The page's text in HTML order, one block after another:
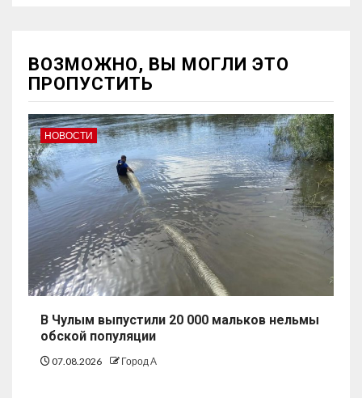
ВОЗМОЖНО, ВЫ МОГЛИ ЭТО
ПРОПУСТИТЬ
НОВОСТИ
В Чулым выпустили 20 000 мальков нельмы
обской популяции
07.08.2026 Город А